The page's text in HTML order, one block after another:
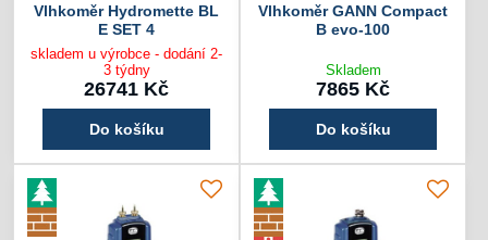
Vlhkoměr Hydromette BL
E SET 4
skladem u výrobce - dodání 2-
3 týdny
26741 Kč
Do košíku
Vlhkoměr GANN Compact
B evo-100
Skladem
7865 Kč
Do košíku